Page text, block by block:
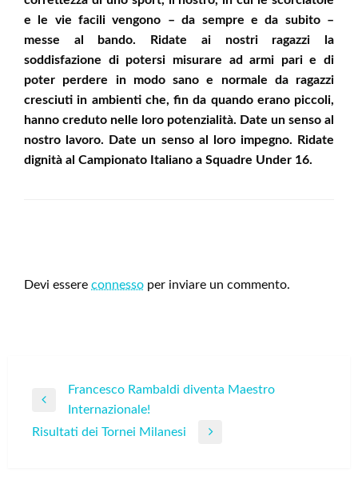
e le vie facili vengono – da sempre e da subito –
messe al bando. Ridate ai nostri ragazzi la
soddisfazione di potersi misurare ad armi pari e di
poter perdere in modo sano e normale da ragazzi
cresciuti in ambienti che, fin da quando erano piccoli,
hanno creduto nelle loro potenzialità. Date un senso al
nostro lavoro. Date un senso al loro impegno. Ridate
dignità al Campionato Italiano a Squadre Under 16.
Devi essere connesso per inviare un commento.
Navigazione
articoli
Previous
Post
Francesco Rambaldi diventa Maestro
Internazionale!
Risultati dei Tornei Milanesi